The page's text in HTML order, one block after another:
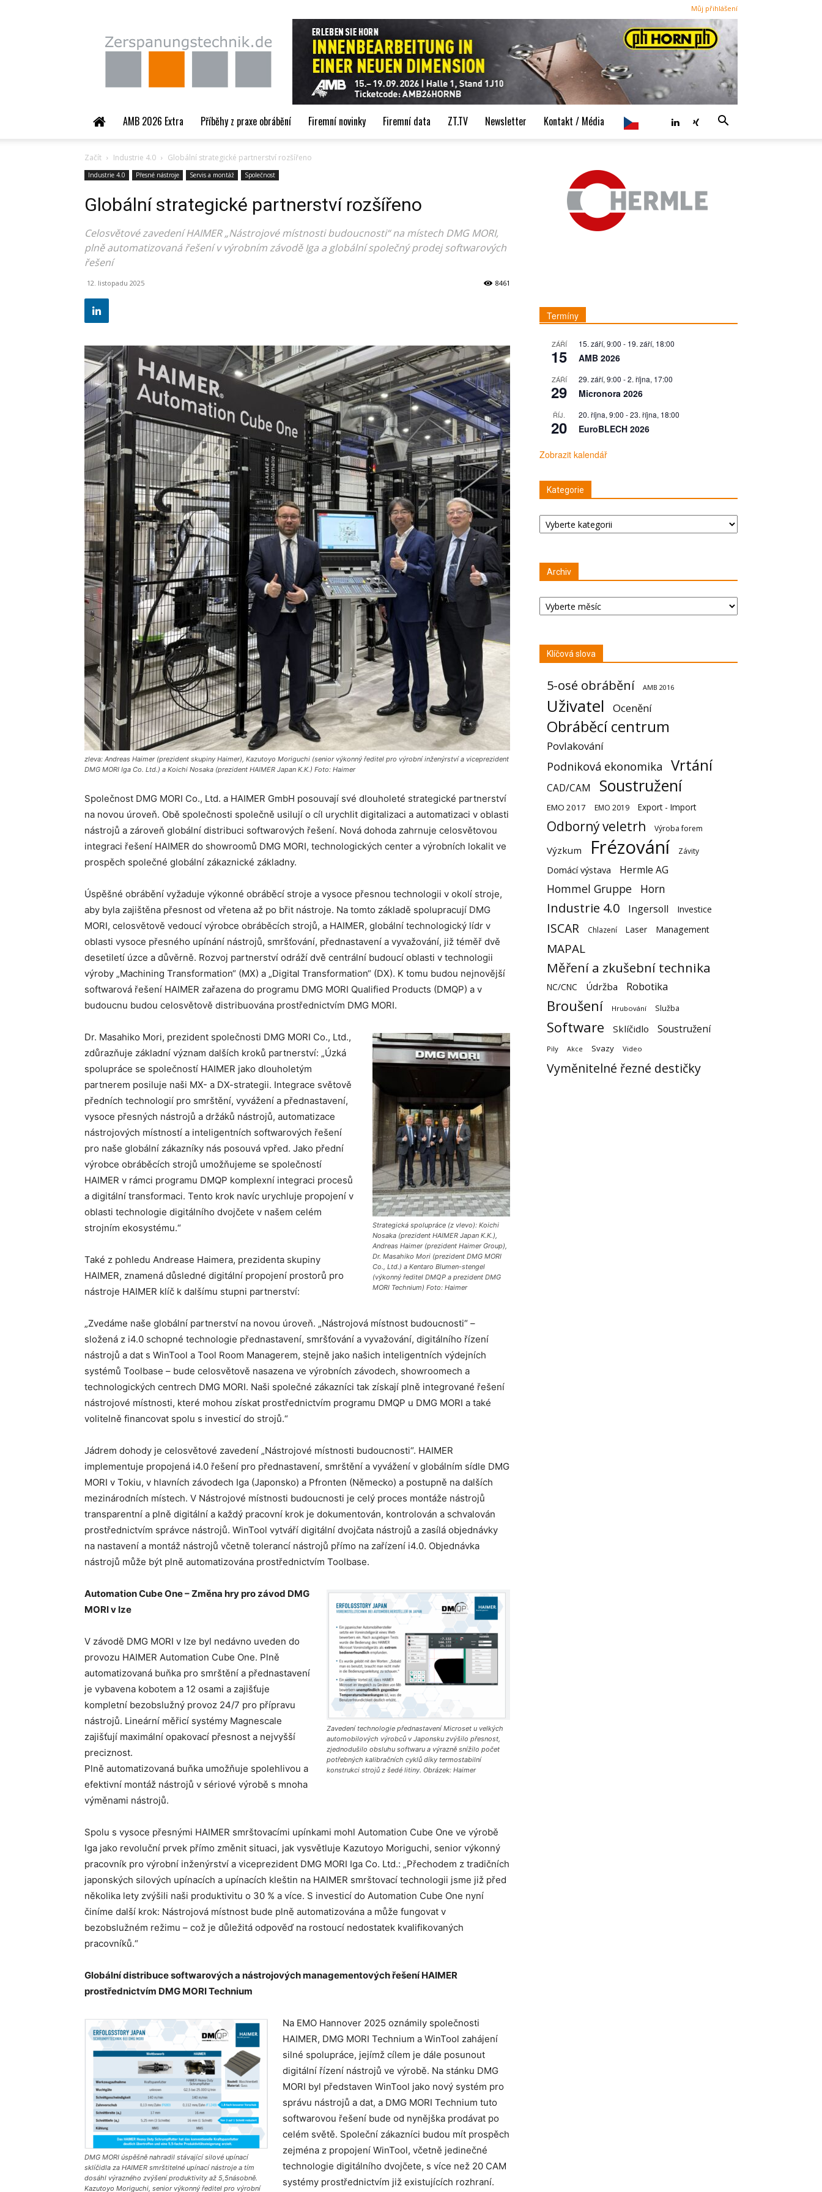
Můj přihlášení
Zerspanungstechnik.de
AMB 2026 Extra Příběhy z praxe obrábění Firemní novinky Firemní data ZT.TV Newsletter Kontakt / Média
Začít Industrie 4.0 Globální strategické partnerství rozšířeno
Industrie 4.0 Přesné nástroje Servis a montáž Společnost
Globální strategické partnerství rozšířeno
Celosvětové zavedení HAIMER „Nástrojové místnosti budoucnosti“ na místech DMG MORI,
plně automatizovaná řešení v výrobním závodě Iga a globální společný prodej softwarových
řešení
12. listopadu 2025 8461
zleva: Andreas Haimer (prezident skupiny Haimer), Kazutoyo Moriguchi (senior výkonný ředitel pro výrobní inženýrství a viceprezident
DMG MORI Iga Co. Ltd.) a Koichi Nosaka (prezident HAIMER Japan K.K.) Foto: Haimer
Společnost DMG MORI Co., Ltd. a HAIMER GmbH posouvají své dlouholeté strategické partnerství
na novou úroveň. Obě společnosti společně usilují o cíl urychlit digitalizaci a automatizaci v oblasti
nástrojů a zároveň globální distribuci softwarových řešení. Nová dohoda zahrnuje celosvětovou
integraci řešení HAIMER do showroomů DMG MORI, technologických center a výrobních lokalit ve
prospěch společné globální zákaznické základny.
Úspěšné obrábění vyžaduje výkonné obráběcí stroje a vysoce přesnou technologii v okolí stroje,
aby byla zajištěna přesnost od vřetena až po břit nástroje. Na tomto základě spolupracují DMG
MORI, celosvětově vedoucí výrobce obráběcích strojů, a HAIMER, globální technologický lídr v
oblasti vysoce přesného upínání nástrojů, smršťování, přednastavení a vyvažování, již téměř dvě
desetiletí úzce a důvěrně. Rozvoj partnerství odráží dvě centrální budoucí oblasti v technologii
výroby „Machining Transformation“ (MX) a „Digital Transformation“ (DX). K tomu budou nejnovější
softwarová řešení HAIMER zařazena do programu DMG MORI Qualified Products (DMQP) a v
budoucnu budou celosvětově distribuována prostřednictvím DMG MORI.
Strategická spolupráce (z vlevo): Koichi
Nosaka (prezident HAIMER Japan K.K.),
Andreas Haimer (prezident Haimer Group),
Dr. Masahiko Mori (prezident DMG MORI
Co., Ltd.) a Kentaro Blumen-stengel
(výkonný ředitel DMQP a prezident DMG
MORI Technium) Foto: Haimer
Dr. Masahiko Mori, prezident společnosti DMG MORI Co., Ltd.,
zdůrazňuje základní význam dalších kroků partnerství: „Úzká
spolupráce se společností HAIMER jako dlouholetým
partnerem posiluje naši MX- a DX-strategii. Integrace světově
předních technologií pro smrštění, vyvážení a přednastavení,
vysoce přesných nástrojů a držáků nástrojů, automatizace
nástrojových místností a inteligentních softwarových řešení
pro naše globální zákazníky nás posouvá vpřed. Jako přední
výrobce obráběcích strojů umožňujeme se společností
HAIMER v rámci programu DMQP komplexní integraci procesů
a digitální transformaci. Tento krok navíc urychluje propojení v
oblasti technologie digitálního dvojčete v našem celém
strojním ekosystému.“
Také z pohledu Andrease Haimera, prezidenta skupiny
HAIMER, znamená důsledné digitální propojení prostorů pro
nástroje HAIMER klíč k dalšímu stupni partnerství:
„Zvedáme naše globální partnerství na novou úroveň. „Nástrojová místnost budoucnosti“ –
složená z i4.0 schopné technologie přednastavení, smršťování a vyvažování, digitálního řízení
nástrojů a dat s WinTool a Tool Room Managerem, stejně jako našich inteligentních výdejních
systémů Toolbase – bude celosvětově nasazena ve výrobních závodech, showroomech a
technologických centrech DMG MORI. Naši společné zákazníci tak získají plně integrované řešení
nástrojové místnosti, které mohou získat prostřednictvím programu DMQP u DMG MORI a také
volitelně financovat spolu s investicí do strojů.“
Jádrem dohody je celosvětové zavedení „Nástrojové místnosti budoucnosti“. HAIMER
implementuje propojená i4.0 řešení pro přednastavení, smrštění a vyvážení v globálním sídle DMG
MORI v Tokiu, v hlavních závodech Iga (Japonsko) a Pfronten (Německo) a postupně na dalších
mezinárodních místech. V Nástrojové místnosti budoucnosti je celý proces montáže nástrojů
transparentní a plně digitální a každý pracovní krok je dokumentován, kontrolován a schvalován
prostřednictvím správce nástrojů. WinTool vytváří digitální dvojčata nástrojů a zasílá objednávky
na nastavení a montáž nástrojů včetně tolerancí nástrojů přímo na zařízení i4.0. Objednávka
nástrojů může být plně automatizována prostřednictvím Toolbase.
Zavedení technologie přednastavení Microset u velkých
automobilových výrobců v Japonsku zvýšilo přesnost,
zjednodušilo obsluhu softwaru a výrazně snížilo počet
potřebných kalibračních cyklů díky termostabilní
konstrukci strojů z šedé litiny. Obrázek: Haimer
Automation Cube One – Změna hry pro závod DMG
MORI v Ize
V závodě DMG MORI v Ize byl nedávno uveden do
provozu HAIMER Automation Cube One. Plně
automatizovaná buňka pro smrštění a přednastavení
je vybavena kobotem a 12 osami a zajišťuje
kompletní bezobslužný provoz 24/7 pro přípravu
nástrojů. Lineární měřicí systémy Magnescale
zajišťují maximální opakovací přesnost a nejvyšší
preciznost.
Plně automatizovaná buňka umožňuje spolehlivou a
efektivní montáž nástrojů v sériové výrobě s mnoha
výměnami nástrojů.
Spolu s vysoce přesnými HAIMER smrštovacími upínkami mohl Automation Cube One ve výrobě
Iga jako revoluční prvek přímo změnit situaci, jak vysvětluje Kazutoyo Moriguchi, senior výkonný
pracovník pro výrobní inženýrství a viceprezident DMG MORI Iga Co. Ltd.: „Přechodem z tradičních
japonských silových upínacích a upínacích kleštin na HAIMER smrštovací technologii jsme již před
několika lety zvýšili naši produktivitu o 30 % a více. S investicí do Automation Cube One nyní
činíme další krok: Nástrojová místnost bude plně automatizována a může fungovat v
bezobslužném režimu – což je důležitá odpověď na rostoucí nedostatek kvalifikovaných
pracovníků.“
Globální distribuce softwarových a nástrojových managementových řešení HAIMER
prostřednictvím DMG MORI Technium
DMG MORI úspěšně nahradil stávající silové upínací
sklíčidla za HAIMER smrštitelné upínací nástroje a tím
dosáhl výrazného zvýšení produktivity až 5,5násobně.
Kazutoyo Moriguchi, senior výkonný ředitel pro výrobní
Na EMO Hannover 2025 oznámily společnosti
HAIMER, DMG MORI Technium a WinTool zahájení
silné spolupráce, jejímž cílem je dále posunout
digitální řízení nástrojů ve výrobě. Na stánku DMG
MORI byl představen WinTool jako nový systém pro
správu nástrojů a dat, a DMG MORI Technium tuto
softwarovou řešení bude od nynějška prodávat po
celém světě. Společní zákazníci budou mít prospěch
zejména z propojení WinTool, včetně jedinečné
technologie digitálního dvojčete, s více než 20 CAM
systémy prostřednictvím již existujících rozhraní.
Termíny
ZÁŘÍ
15
15. září, 9:00 - 19. září, 18:00
AMB 2026
ZÁŘÍ
29
29. září, 9:00 -2. října, 17:00
Micronora 2026
ŘÍJ.
20
20. října, 9:00 -23. října, 18:00
EuroBLECH 2026
Zobrazit kalendář
Kategorie
Kategorie
Archiv
Archiv
Klíčová slova
5-osé obrábění AMB 2016
Uživatel Ocenění
Obráběcí centrum
Povlakování
Podniková ekonomika Vrtání
CAD/CAM Soustružení
EMO 2017 EMO 2019 Export - Import
Odborný veletrh Výroba forem
Výzkum Frézování Závity
Domácí výstava Hermle AG
Hommel Gruppe Horn
Industrie 4.0 Ingersoll Investice
ISCAR Chlazení Laser Management
MAPAL
Měření a zkušební technika
NC/CNC Údržba Robotika
Broušení Hrubování Služba
Software Sklíčidlo Soustružení
Pily Akce Svazy Video
Vyměnitelné řezné destičky